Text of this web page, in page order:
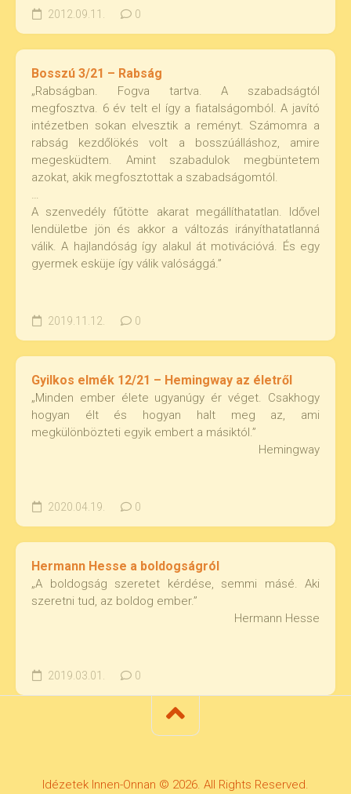
2012.09.11. 0
Bosszú 3/21 – Rabság
„Rabságban. Fogva tartva. A szabadságtól
megfosztva. 6 év telt el így a fiatalságomból. A javító
intézetben sokan elvesztik a reményt. Számomra a
rabság kezdőlökés volt a bosszúálláshoz, amire
megesküdtem. Amint szabadulok megbüntetem
azokat, akik megfosztottak a szabadságomtól.
…
A szenvedély fűtötte akarat megállíthatatlan. Idővel
lendületbe jön és akkor a változás irányíthatatlanná
válik. A hajlandóság így alakul át motivációvá. És egy
gyermek esküje így válik valósággá.”
2019.11.12. 0
Gyilkos elmék 12/21 – Hemingway az életről
„Minden ember élete ugyanúgy ér véget. Csakhogy
hogyan élt és hogyan halt meg az, ami
megkülönbözteti egyik embert a másiktól.”
Hemingway
2020.04.19. 0
Hermann Hesse a boldogságról
„A boldogság szeretet kérdése, semmi másé. Aki
szeretni tud, az boldog ember.”
Hermann Hesse
2019.03.01. 0
Idézetek Innen-Onnan © 2026. All Rights Reserved.